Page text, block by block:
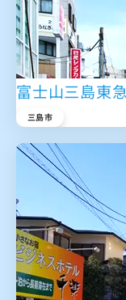
富士山三島東
三島市